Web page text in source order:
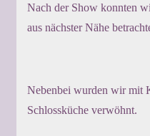
Nach der Show konnten
aus nächster Nähe
Nebenbei wurden wir mit
Schlossküche verwöhnt.